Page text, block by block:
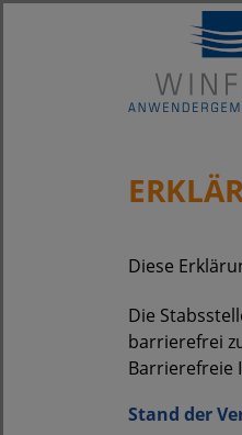
Diese
Die
barrierefrei
Barrierefreie
Stand der